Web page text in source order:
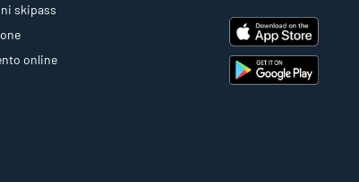
skipass
online